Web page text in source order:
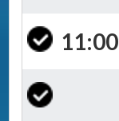
11:00